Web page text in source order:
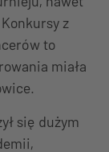
z
to
miała
się dużym